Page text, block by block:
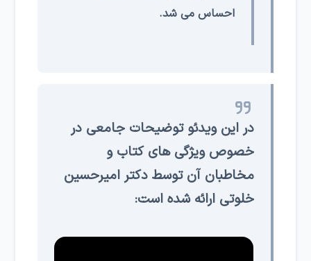
احساس می شد.
در این ویدئو توضیحات جامعی در
خصوص ویژگی های کتاب و
مخاطبان آن توسط دکتر امیرحسین
خلوتی ارائه شده است: